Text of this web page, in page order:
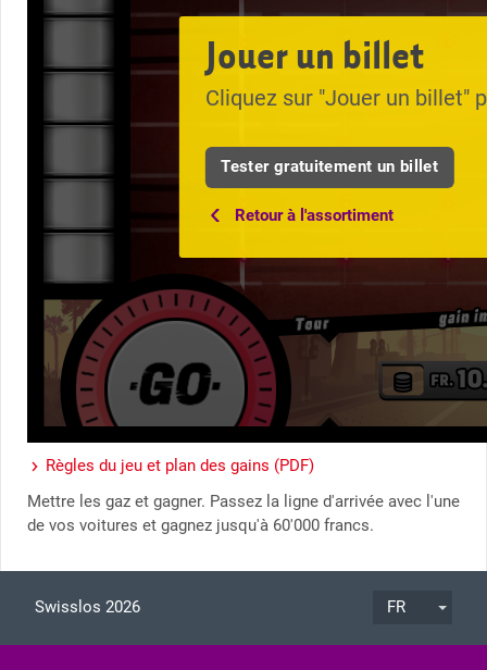
Jouer un billet
Cliquez sur "Jouer un billet"
Tester gratuitement un billet
Retour à l'assortiment
Règles du jeu et plan des gains (PDF)
Mettre les gaz et gagner. Passez la ligne d'arrivée avec l'une
de vos voitures et gagnez jusqu'à 60'000 francs.
Swisslos 2026 FR